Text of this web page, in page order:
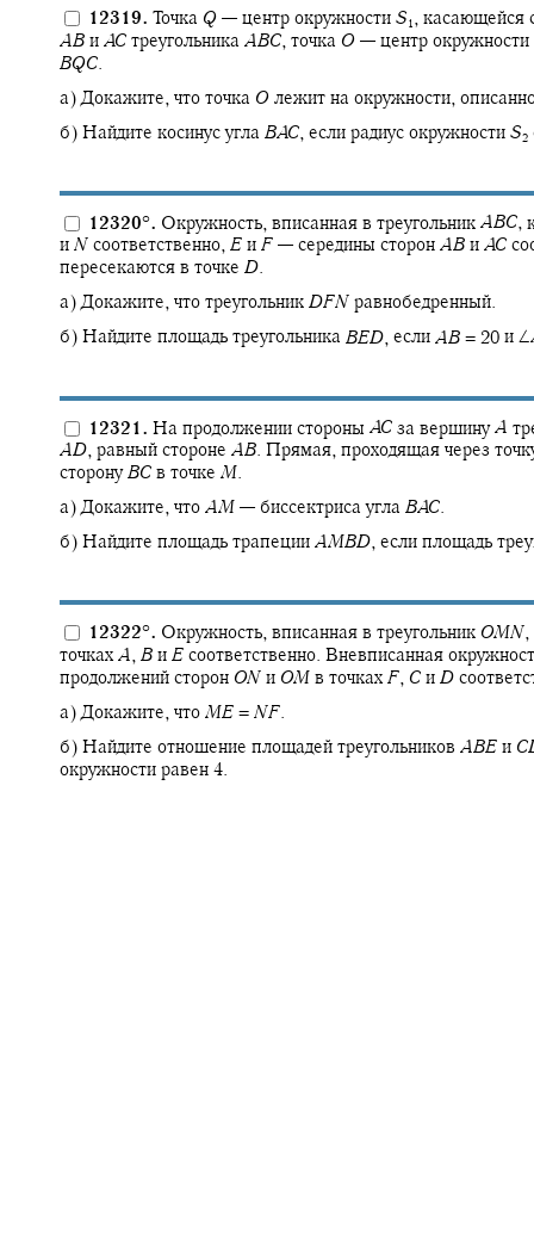
12319. Точка Q — центр окружности S 1 , касающейся
AB и AC треугольника ABC, точка O — центр окружности
BQC.
а) Докажите, что точка O лежит на окружности,
б) Найдите косинус угла BAC, если радиус окружности S2
12320°. Окружность, вписанная в треугольник ABC,
и N соответственно, E и F — середины сторон AB и AC
пересекаются в точке D.
а) Докажите, что треугольник DFN равнобедренный.
б) Найдите площадь треугольника BED, если AB = 20 и ∠
12321. На продолжении стороны AC за вершинуA
AD, равный стороне AB. Прямая, проходящая через
сторонуBC в точке M.
а) Докажите, что AM — биссектриса угла BAC.
б) Найдите площадь трапеции AMBD, если площадь
12322°. Окружность, вписанная в треугольник OMN,
точках A, B и E соответственно. Вневписанная
продолжений сторон ON и OM в точках F, C и D
а) Докажите, что ME = NF.
б) Найдите отношение площадей треугольников ABE и C
окружности равен 4.